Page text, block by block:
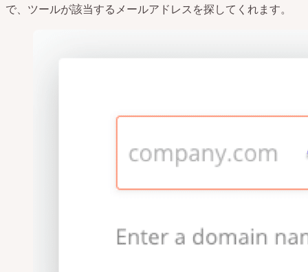
で、ツールが該当するメールアドレスを探してくれます。